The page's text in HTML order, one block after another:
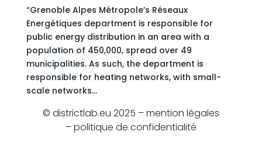
“Grenoble Alpes Métropole’s Réseaux
Energétiques department is responsible for
public energy distribution in an area with a
population of 450,000, spread over 49
municipalities. As such, the department is
responsible for heating networks, with small-
scale networks...
© districtlab.eu 2025 –mention légales
– politique de confidentialité